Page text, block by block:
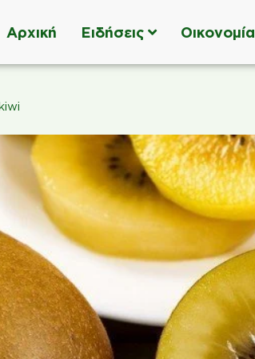
Αρχική Ειδήσεις Οικονομία